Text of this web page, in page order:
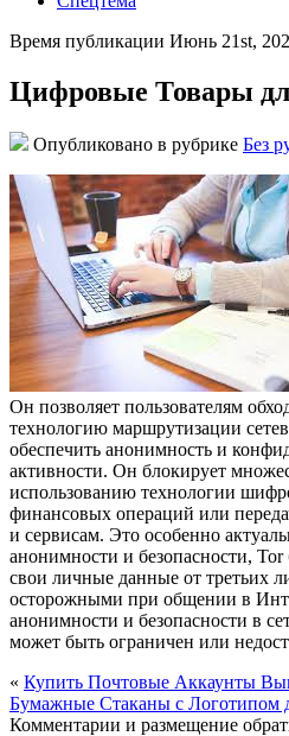
Время публикации Июнь 21st,
Цифровые Товары
Опубликовано в рубрике Без
Он позволяет пользователям
технологию маршрутизации
обеспечить анонимность и
активности. Он блокирует
использованию технологии
финансовых операций или
и сервисам. Это особенно
анонимности и безопасности,
свои личные данные от третьих
осторожными при общении в
анонимности и безопасности в
может быть ограничен или
« Купить Почтовые Аккаунты
Бумажные Стаканы с Логотипом
Комментарии и размещение